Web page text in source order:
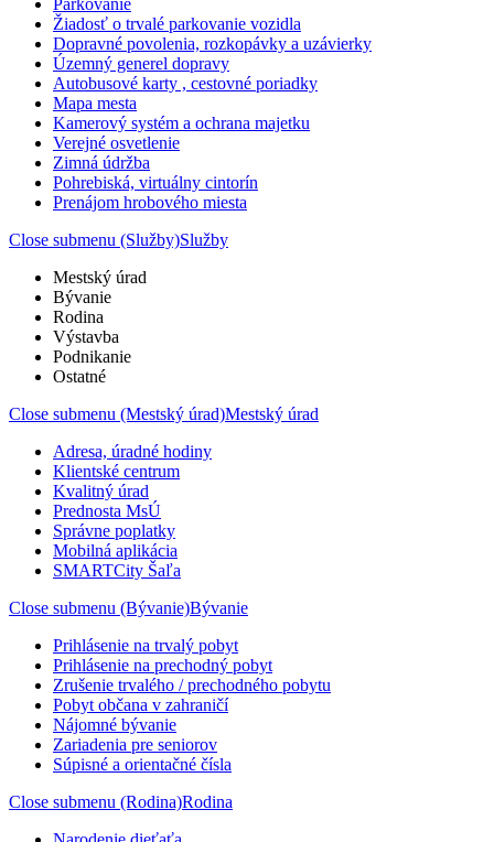
Parkovanie
Žiadosť o trvalé parkovanie vozidla
Dopravné povolenia, rozkopávky a uzávierky
Územný generel dopravy
Autobusové karty , cestovné poriadky
Mapa mesta
Kamerový systém a ochrana majetku
Verejné osvetlenie
Zimná údržba
Pohrebiská, virtuálny cintorín
Prenájom hrobového miesta
Close submenu (Služby)Služby
Mestský úrad
Bývanie
Rodina
Výstavba
Podnikanie
Ostatné
Close submenu (Mestský úrad)Mestský úrad
Adresa, úradné hodiny
Klientské centrum
Kvalitný úrad
Prednosta MsÚ
Správne poplatky
Mobilná aplikácia
SMARTCity Šaľa
Close submenu (Bývanie)Bývanie
Prihlásenie na trvalý pobyt
Prihlásenie na prechodný pobyt
Zrušenie trvalého / prechodného pobytu
Pobyt občana v zahraničí
Nájomné bývanie
Zariadenia pre seniorov
Súpisné a orientačné čísla
Close submenu (Rodina)Rodina